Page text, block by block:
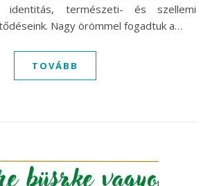
identitás, természeti- és szellemi
Nagy örömmel fogadtuk a…
TOVÁBB